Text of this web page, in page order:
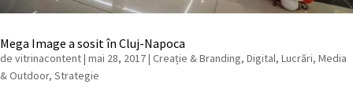
Mega Image a sosit în Cluj-Napoca
de vitrinacontent| mai 28, 2017| Creație & Branding, Digital, Lucrări, Media
& Outdoor, Strategie